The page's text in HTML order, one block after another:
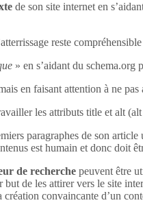
de son site internet en
reste
» en s’aidant du schema.org
en faisant attention à ne
les attributs title et alt
paragraphes de son
est humain et donc doit
de recherche peuvent être
de les attirer vers le site
création convaincante d’un